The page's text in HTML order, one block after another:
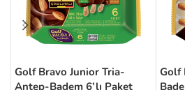
Golf Bravo Junior Tria-
Antep-Badem 6’lı Paket
Golf